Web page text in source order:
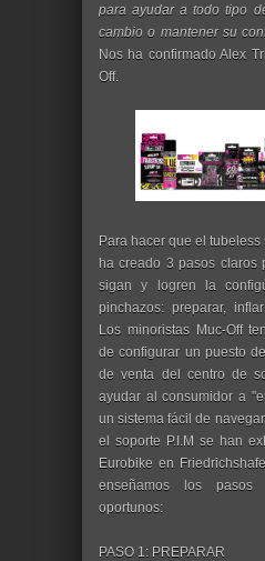
para ayudar a todo tipo
cambio o mantener su
Nos ha confirmado Alex
Off.
Para hacer que el
ha creado 3 pasos claros
sigan y logren la
pinchazos: preparar,
Los minoristas Muc-Off
de configurar un puesto
de venta del centro de
ayudar al consumidor a
un sistema fácil de
el soporte P.I.M se han
Eurobike en
enseñamos los pasos
oportunos:
PASO 1: PREPARAR